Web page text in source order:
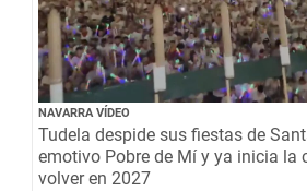
NAVARRA VÍDEO
Tudela despide sus fiestas de
emotivo Pobre de Mí y ya inicia la
volver en 2027